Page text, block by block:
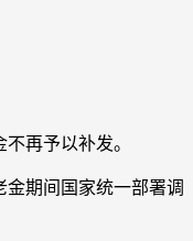
再予以补发。
期间国家统一部署调